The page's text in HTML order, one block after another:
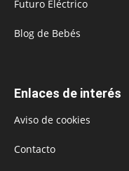
Futuro Eléctrico
Blog de Bebés
Enlaces de interés
Aviso de cookies
Contacto